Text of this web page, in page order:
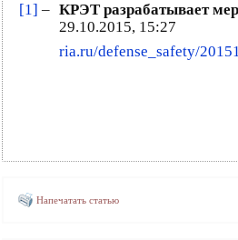
[1] – КРЭТ разрабатывает
29.10.2015, 15:27
ria.ru/defense_safety/
Напечатать статью